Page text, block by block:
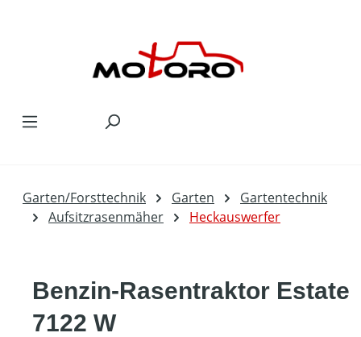
Garten/Forsttechnik Garten
Gartentechnik
Aufsitzrasenmäher
Heckauswerfer
Benzin-Rasentraktor Estate
7122 W